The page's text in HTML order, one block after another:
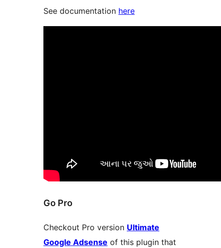
See documentation here
Go Pro
Checkout Pro version Ultimate
Google Adsense of this plugin that